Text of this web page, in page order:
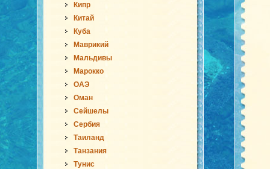
Кипр
Китай
Куба
Маврикий
Мальдивы
Марокко
ОАЭ
Оман
Сейшелы
Сербия
Таиланд
Танзания
Тунис